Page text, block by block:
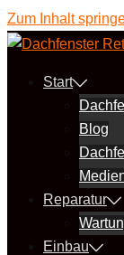
Zum Inhalt
Start
Blog
Reparatur
Einbau